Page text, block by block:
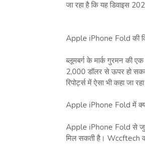
जा रहा है कि यह डिवाइस
Apple iPhone Fold की
ब्लूमबर्ग के मार्क गुरमन की
2,000 डॉलर से ऊपर हो
रिपोर्ट्स में ऐसा भी कहा जा
Apple iPhone Fold में
Apple iPhone Fold से जुड़ी
मिल सकती है। Wccftech